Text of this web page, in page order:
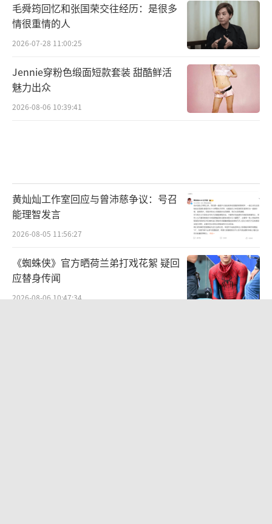
毛舜筠回忆和张国荣交往经历：是很多
情很重情的人
2026-07-28 11:00:25
Jennie穿粉色缎面短款套装 甜酷鲜活
魅力出众
2026-08-06 10:39:41
黄灿灿工作室回应与曾沛慈争议：号召
能理智发言
2026-08-05 11:56:27
《蜘蛛侠》官方晒荷兰弟打戏花絮 疑回
应替身传闻
2026-08-06 10:47:34